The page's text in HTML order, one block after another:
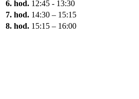
6. hod. 12:45 - 13:30
7. hod. 14:30 – 15:15
8. hod. 15:15 – 16:00